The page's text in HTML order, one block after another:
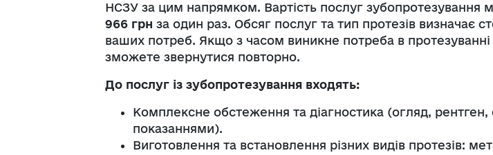
НСЗУ за цим напрямком. Вартість послуг зубопротезування
966 грн за один раз. Обсяг послуг та тип протезів визначає
ваших потреб. Якщо з часом виникне потреба в протезуванні
зможете звернутися повторно.
До послуг із зубопротезування входять:
Комплексне обстеження та діагностика (огляд,
показаннями).
Виготовлення та встановлення різних видів протезів: